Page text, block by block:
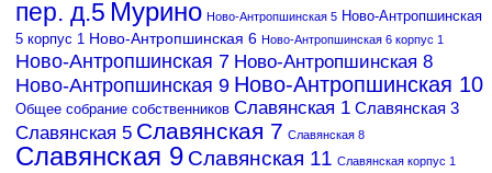
пер. д.5 Мурино Ново-Антропшинская 5 Ново-Антропшинская
5 корпус 1 Ново-Антропшинская 6 Ново-Антропшинская 6 корпус 1
Ново-Антропшинская 7 Ново-Антропшинская 8
Ново-Антропшинская 9 Ново-Антропшинская 10
Общее собрание собственников Славянская 1 Славянская 3
Славянская 5 Славянская 7 Славянская 8
Славянская 9 Славянская 11 Славянская корпус 1